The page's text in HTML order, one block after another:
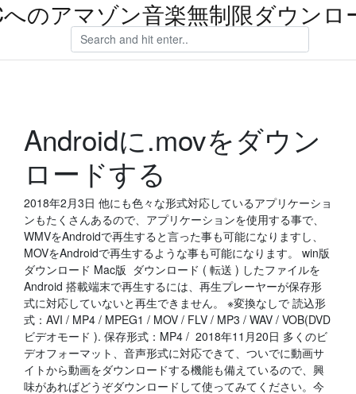
のアマゾン音楽無制限ダウンロ
Androidに.movをダウン
ロードする
2018年2月3日 他にも色々な形式対応しているアプリケーショ
ンもたくさんあるので、アプリケーションを使用する事で、
WMVをAndroidで再生すると言った事も可能になりますし、
MOVをAndroidで再生するような事も可能になります。 win版
ダウンロード Mac版 ダウンロード ( 転送 ) したファイルを
Android 搭載端末で再生するには、再生プレーヤーが保存形
式に対応していないと再生できません。 ※変換なしで 読込形
式：AVI / MP4 / MPEG1 / MOV / FLV / MP3 / WAV / VOB(DVD
ビデオモード ). 保存形式：MP4 / 2018年11月20日 多くのビ
デオフォーマット、音声形式に対応できて、ついでに動画サ
イトから動画をダウンロードする機能も備えているので、興
味があればどうぞダウンロードして使ってみてください。今